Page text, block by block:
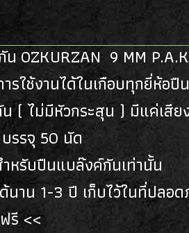
OZKURZAN 9 MM
รใช้งานได้ในเกือบทุกยี่ห้อปื
( ไม่มีหัวกระสุน ) มีแค่เสีย
รรจุ 50 นัด
หรับปืนแบล๊งค์กันเท่านั้น
นาน 1-3 ปี เก็บไว้ในที่ปลอ
รี <<